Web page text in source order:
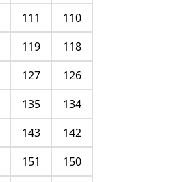
110
111
118
119
126
127
134
135
142
143
150
151